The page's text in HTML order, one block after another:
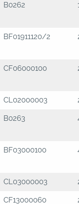
B0262
BF01911120/2
CF06000100
CL02000003
B0263
BF03000100
CL03000003
CF13000060